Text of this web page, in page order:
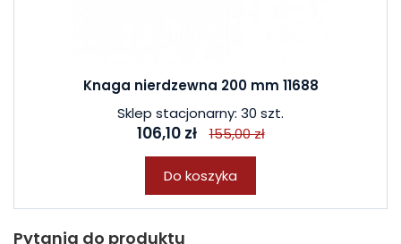
Knaga nierdzewna 200 mm 11688
Sklep stacjonarny: 30 szt.
106,10 zł 155,00 zł
Do koszyka
Pytania do produktu